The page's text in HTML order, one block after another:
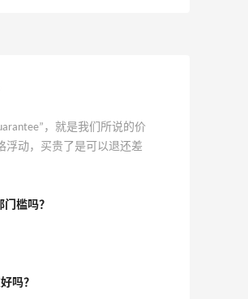
，就是我们所说的价
浮动，买贵了是可以退还差
槛吗？
吗？